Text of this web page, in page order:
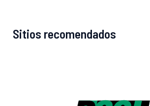
Sitios recomendados